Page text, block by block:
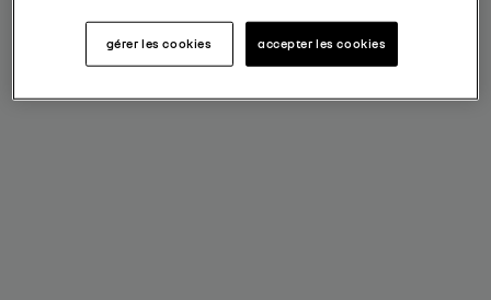
complétez vos coordonnées
accepter les cookies
gérer les cookies